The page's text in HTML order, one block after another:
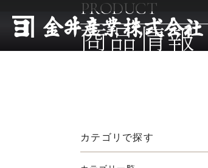
PRODUCT
商品情報
カテゴリで探す